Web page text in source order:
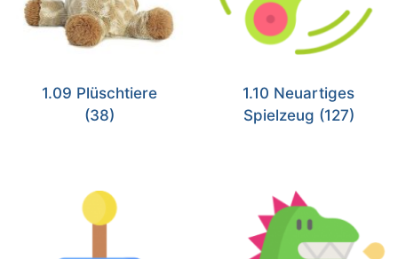
1.09 Plüschtiere
(38)
1.10 Neuartiges
Spielzeug (127)